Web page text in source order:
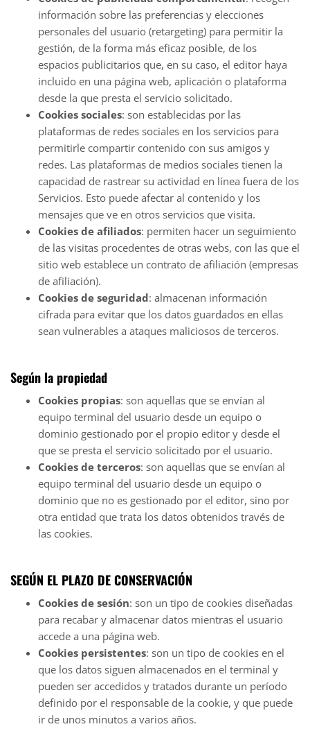
información sobre las preferencias y elecciones
personales del usuario (retargeting) para permitir la
gestión, de la forma más eficaz posible, de los
espacios publicitarios que, en su caso, el editor haya
incluido en una página web, aplicación o plataforma
desde la que presta el servicio solicitado.
Cookies sociales: son establecidas por las
plataformas de redes sociales en los servicios para
permitirle compartir contenido con sus amigos y
redes. Las plataformas de medios sociales tienen la
capacidad de rastrear su actividad en línea fuera de los
Servicios. Esto puede afectar al contenido y los
mensajes que ve en otros servicios que visita.
Cookies de afiliados: permiten hacer un seguimiento
de las visitas procedentes de otras webs, con las que el
sitio web establece un contrato de afiliación (empresas
de afiliación).
Cookies de seguridad: almacenan información
cifrada para evitar que los datos guardados en ellas
sean vulnerables a ataques maliciosos de terceros.
Según la propiedad
Cookies propias: son aquellas que se envían al
equipo terminal del usuario desde un equipo o
dominio gestionado por el propio editor y desde el
que se presta el servicio solicitado por el usuario.
Cookies de terceros: son aquellas que se envían al
equipo terminal del usuario desde un equipo o
dominio que no es gestionado por el editor, sino por
otra entidad que trata los datos obtenidos través de
las cookies.
SEGÚN EL PLAZO DE CONSERVACIÓN
Cookies de sesión: son un tipo de cookies diseñadas
para recabar y almacenar datos mientras el usuario
accede a una página web.
Cookies persistentes: son un tipo de cookies en el
que los datos siguen almacenados en el terminal y
pueden ser accedidos y tratados durante un período
definido por el responsable de la cookie, y que puede
ir de unos minutos a varios años.